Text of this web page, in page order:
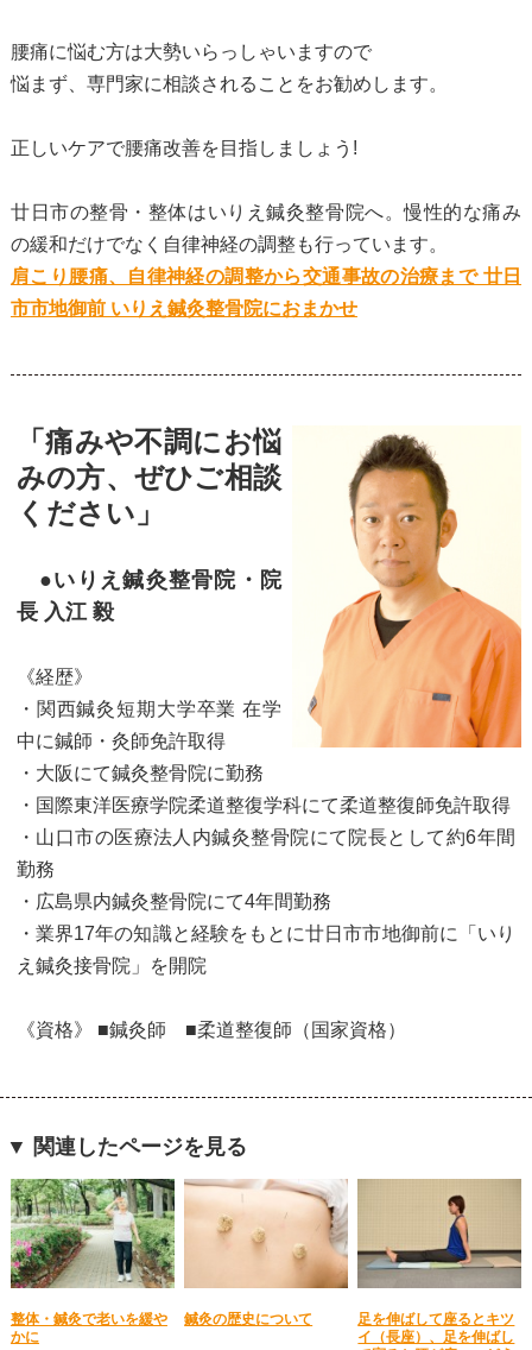
腰痛に悩む方は大勢いらっしゃいますので
悩まず、専門家に相談されることをお勧めします。
正しいケアで腰痛改善を目指しましょう!
廿日市の整骨・整体はいりえ鍼灸整骨院へ。慢性的な痛み
の緩和だけでなく自律神経の調整も行っています。
肩こり腰痛、自律神経の調整から交通事故の治療まで 廿日
市市地御前 いりえ鍼灸整骨院におまかせ
「痛みや不調にお悩
みの方、ぜひご相談
ください」
●いりえ鍼灸整骨院・院
長 入江 毅
《経歴》
・関西鍼灸短期大学卒業 在学
中に鍼師・灸師免許取得
・大阪にて鍼灸整骨院に勤務
・国際東洋医療学院柔道整復学科にて柔道整復師免許取得
・山口市の医療法人内鍼灸整骨院にて院長として約6年間
勤務
・広島県内鍼灸整骨院にて4年間勤務
・業界17年の知識と経験をもとに廿日市市地御前に「いり
え鍼灸接骨院」を開院
《資格》 ■鍼灸師 ■柔道整復師（国家資格）
▼ 関連したページを見る
整体・鍼灸で老いを緩や
かに
鍼灸の歴史について
足を伸ばして座るとキツ
イ（長座）、足を伸ばし